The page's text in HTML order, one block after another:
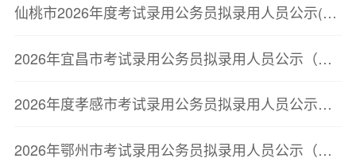
仙桃市2026年度考试录用公务员拟录用人员公示(第二批)
2026年宜昌市考试录用公务员拟录用人员公示（第二批）
2026年度孝感市考试录用公务员拟录用人员公示（第二批）
2026年鄂州市考试录用公务员拟录用人员公示（第三批）